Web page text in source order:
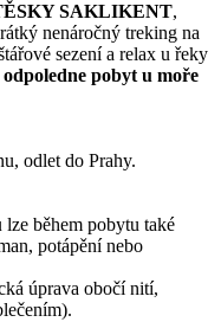
SAKLIKENT,
nenáročný treking na
sezení a relax u řeky
odpoledne pobyt u moře
odlet do Prahy.
lze během pobytu také
potápění nebo
úprava obočí nití,